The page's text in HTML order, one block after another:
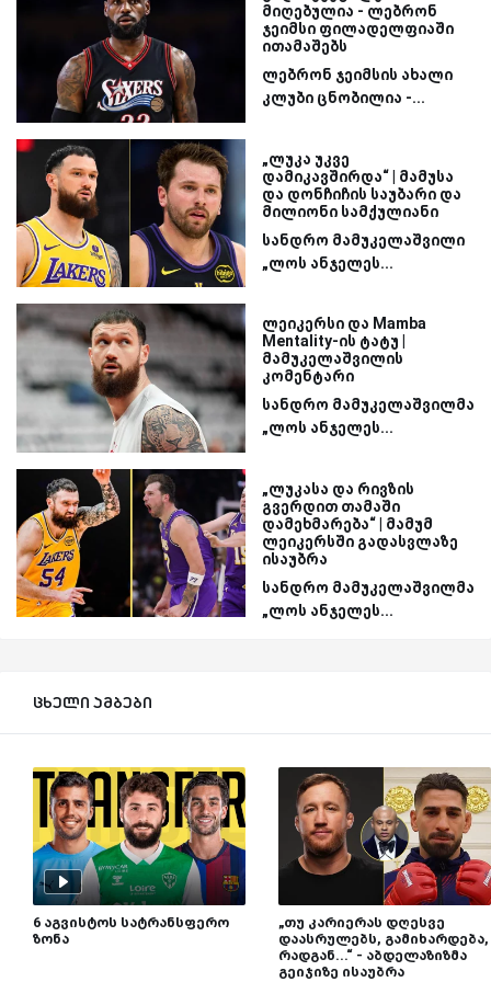
მიღებულია - ლებრონ
ჯეიმსი ფილადელფიაში
ითამაშებს
ლებრონ ჯეიმსის ახალი
კლუბი ცნობილია -...
„ლუკა უკვე
დამიკავშირდა“ | მამუსა
და დონჩიჩის საუბარი და
მილიონი სამქულიანი
სანდრო მამუკელაშვილი
„ლოს ანჯელეს...
ლეიკერსი და Mamba
Mentality-ის ტატუ |
მამუკელაშვილის
კომენტარი
სანდრო მამუკელაშვილმა
„ლოს ანჯელეს...
„ლუკასა და რივზის
გვერდით თამაში
დამეხმარება“ | მამუმ
ლეიკერსში გადასვლაზე
ისაუბრა
სანდრო მამუკელაშვილმა
„ლოს ანჯელეს...
ცხელი ამბები
6 აგვისტოს სატრანსფერო
ზონა
„თუ კარიერას დღესვე
დაასრულებს, გამიხარდება,
რადგან...“ - აბდელაზიზმა
გეიჯიზე ისაუბრა